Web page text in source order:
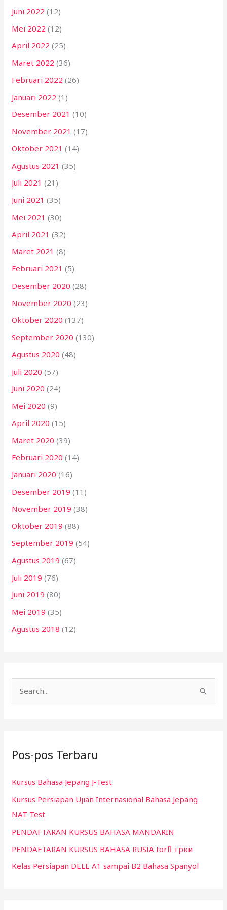
Juni 2022 (12)
Mei 2022 (12)
April 2022 (25)
Maret 2022 (36)
Februari 2022 (26)
Januari 2022 (1)
Desember 2021 (10)
November 2021 (17)
Oktober 2021 (14)
Agustus 2021 (35)
Juli 2021 (21)
Juni 2021 (35)
Mei 2021 (30)
April 2021 (32)
Maret 2021 (8)
Februari 2021 (5)
Desember 2020 (28)
November 2020 (23)
Oktober 2020 (137)
September 2020 (130)
Agustus 2020 (48)
Juli 2020 (57)
Juni 2020 (24)
Mei 2020 (9)
April 2020 (15)
Maret 2020 (39)
Februari 2020 (14)
Januari 2020 (16)
Desember 2019 (11)
November 2019 (38)
Oktober 2019 (88)
September 2019 (54)
Agustus 2019 (67)
Juli 2019 (76)
Juni 2019 (80)
Mei 2019 (35)
Agustus 2018 (12)
u
t
u
k
:
Pos-pos Terbaru
Kursus Bahasa Jepang J-Test
Kursus Persiapan Ujian Internasional Bahasa Jepang
NAT Test
PENDAFTARAN KURSUS BAHASA MANDARIN
PENDAFTARAN KURSUS BAHASA RUSIA torfl трки
Kelas Persiapan DELE A1 sampai B2 Bahasa Spanyol